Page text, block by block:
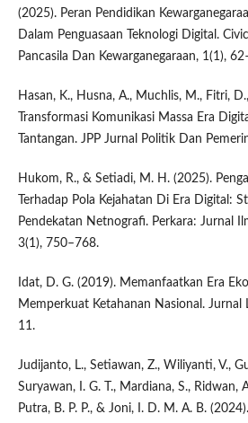
(2025). Peran Pendidikan
Dalam Penguasaan Teknologi Digital.
Pancasila Dan Kewarganegaraan, 1(1),
Hasan, K., Husna, A., Muchlis, M., Fitri,
Transformasi Komunikasi Massa Era
Tantangan. JPP Jurnal Politik Dan
Hukom, R., & Setiadi, M. H. (2025).
Terhadap Pola Kejahatan Di Era Digital:
Pendekatan Netnografi. Perkara: Jurnal
3(1), 750–768.
Idat, D. G. (2019). Memanfaatkan Era
Memperkuat Ketahanan Nasional. Jurnal
11.
Judijanto, L., Setiawan, Z., Wiliyanti, V.,
Suryawan, I. G. T., Mardiana, S., Ridwan,
Putra, B. P. P., & Joni, I. D. M. A. B.